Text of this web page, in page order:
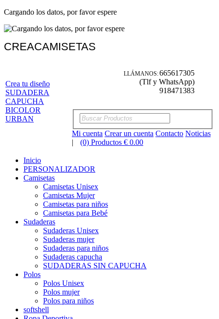
Cargando los datos, por favor espere
CREACAMISETAS
Crea tu diseño
SUDADERA
CAPUCHA
BICOLOR
URBAN
LLÁMANOS:665617305
(Tlf y WhatsApp)
918471383
Mi cuenta Crear un cuenta Contacto Noticias
|
(0) Productos € 0.00
Inicio
PERSONALIZADOR
Camisetas
Camisetas Unisex
Camisetas Mujer
Camisetas para niños
Camisetas para Bebé
Sudaderas
Sudaderas Unisex
Sudaderas mujer
Sudaderas para niños
Sudaderas capucha
SUDADERAS SIN CAPUCHA
Polos
Polos Unisex
Polos mujer
Polos para niños
softshell